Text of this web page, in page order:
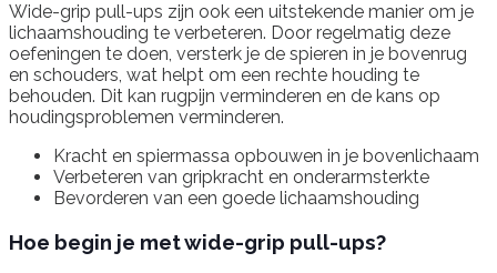
Wide-grip pull-ups zijn ook een uitstekende manier om je
lichaamshouding te verbeteren. Door regelmatig deze
oefeningen te doen, versterk je de spieren in je bovenrug
en schouders, wat helpt om een rechte houding te
behouden. Dit kan rugpijn verminderen en de kans op
houdingsproblemen verminderen.
Kracht en spiermassa opbouwen in je bovenlichaam
Verbeteren van gripkracht en onderarmsterkte
Bevorderen van een goede lichaamshouding
Hoe begin je met wide-grip pull-ups?